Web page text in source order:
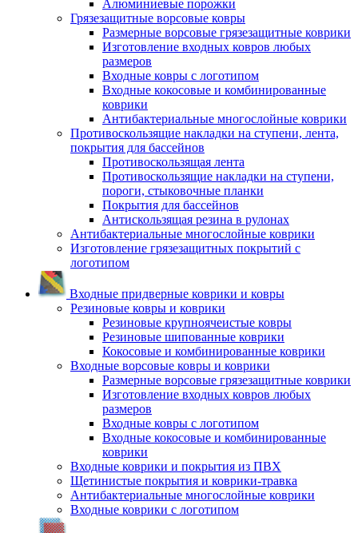
Алюминиевые порожки
Грязезащитные ворсовые ковры
Размерные ворсовые грязезащитные коврики
Изготовление входных ковров любых
размеров
Входные ковры с логотипом
Входные кокосовые и комбинированные
коврики
Антибактериальные многослойные коврики
Противоскользящие накладки на ступени, лента,
покрытия для бассейнов
Противоскользящая лента
Противоскользящие накладки на ступени,
пороги, стыковочные планки
Покрытия для бассейнов
Антискользящая резина в рулонах
Антибактериальные многослойные коврики
Изготовление грязезащитных покрытий с
логотипом
Входные придверные коврики и ковры
Резиновые ковры и коврики
Резиновые крупноячеистые ковры
Резиновые шипованные коврики
Кокосовые и комбинированные коврики
Входные ворсовые ковры и коврики
Размерные ворсовые грязезащитные коврики
Изготовление входных ковров любых
размеров
Входные ковры с логотипом
Входные кокосовые и комбинированные
коврики
Входные коврики и покрытия из ПВХ
Щетинистые покрытия и коврики-травка
Антибактериальные многослойные коврики
Входные коврики с логотипом